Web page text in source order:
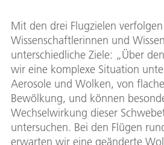
Mit den drei Flugzielen
Wissenschaftlerinnen und
unterschiedliche Ziele: „Über
wir eine komplexe Situation
Aerosole und Wolken, von
Bewölkung, und können
Wechselwirkung dieser
untersuchen. Bei den Flügen
erwarten wir eine geänderte